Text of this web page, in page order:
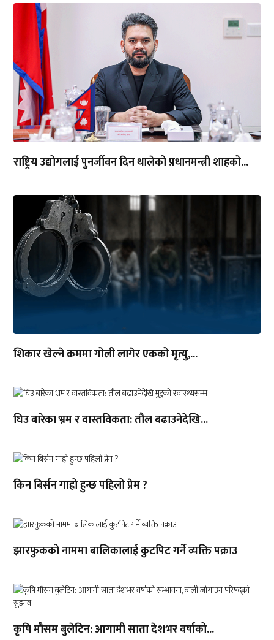
राष्ट्रिय उद्योगलाई पुनर्जीवन दिन थालेको प्रधानमन्त्री शाहको...
शिकार खेल्ने क्रममा गोली लागेर एकको मृत्यु,...
घिउ बारेका भ्रम र वास्तविकता: तौल बढाउनेदेखि...
किन बिर्सन गाह्रो हुन्छ पहिलो प्रेम ?
झारफुकको नाममा बालिकालाई कुटपिट गर्ने व्यक्ति पक्राउ
कृषि मौसम बुलेटिन: आगामी साता देशभर वर्षाको...